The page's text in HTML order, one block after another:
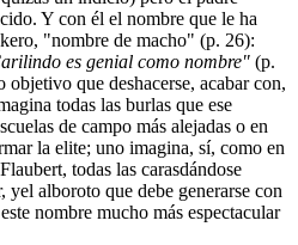
Y con él el nombre que le ha
"nombre de macho" (p. 26):
es genial como nombre" (p.
que deshacerse, acabar con,
todas las burlas que ese
de campo más alejadas o en
la elite; uno imagina, sí, como en
todas las carasdándose
alboroto que debe generarse con
nombre mucho más espectacular